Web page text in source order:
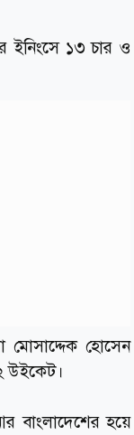
১৩ চার ও
মোসাদ্দেক হোসেন
উইকেট।
বাংলাদেশের হয়ে